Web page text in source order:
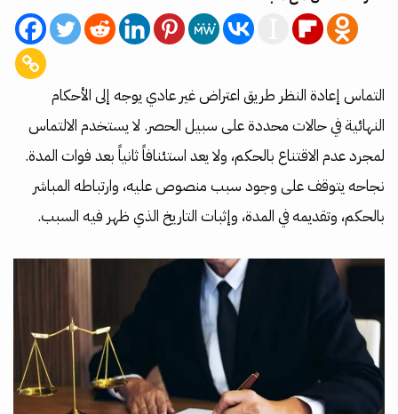
التماس إعادة النظر طريق اعتراض غير عادي يوجه إلى الأحكام
النهائية في حالات محددة على سبيل الحصر. لا يستخدم الالتماس
لمجرد عدم الاقتناع بالحكم، ولا يعد استئنافاً ثانياً بعد فوات المدة.
نجاحه يتوقف على وجود سبب منصوص عليه، وارتباطه المباشر
بالحكم، وتقديمه في المدة، وإثبات التاريخ الذي ظهر فيه السبب.